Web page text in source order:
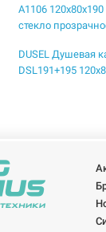
A1106
стекло
DUSEL Душевая
DSL191+195
DUSEL Душевая
EF-184BP Black
профиль black